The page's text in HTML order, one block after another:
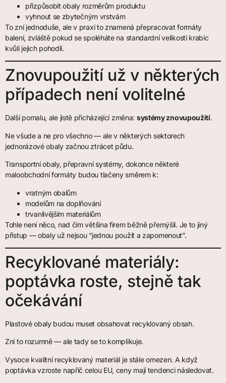
přizpůsobit obaly rozměrům produktu
vyhnout se zbytečným vrstvám
To zní jednoduše, ale v praxi to znamená přepracovat formáty
balení, zvláště pokud se spoléháte na standardní velikosti krabic
kvůli jejich pohodlí.
Znovupoužití už v některých
případech není volitelné
Další pomalu, ale jistě přicházející změna: systémy znovupoužití.
Ne všude a ne pro všechno — ale v některých sektorech
jednorázové obaly začnou ztrácet půdu.
Transportní obaly, přepravní systémy, dokonce některé
maloobchodní formáty budou tlačeny směrem k:
vratným obalům
modelům na doplňování
trvanlivějším materiálům
Tohle není něco, nad čím většina firem běžně přemýšlí. Je to jiný
přístup — obaly už nejsou “jednou použít a zapomenout”.
Recyklované materiály:
poptávka roste, stejně tak
očekávání
Plastové obaly budou muset obsahovat recyklovaný obsah.
Zní to rozumně — ale tady se to komplikuje.
Vysoce kvalitní recyklovaný materiál je stále omezen. A když
poptávka vzroste napříč celou EU, ceny mají tendenci následovat.